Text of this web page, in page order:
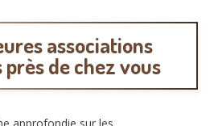
associations
de chez vous